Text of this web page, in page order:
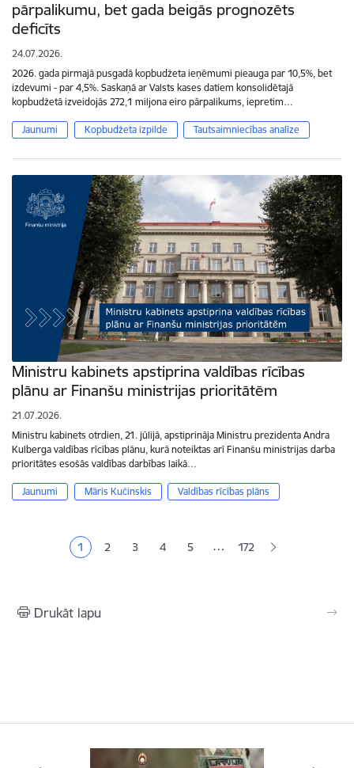
pārpalikumu, bet gada beigās prognozēts
deficīts
24.07.2026.
2026. gada pirmajā pusgadā kopbudžeta ieņēmumi pieauga par 10,5%, bet
izdevumi - par 4,5%. Saskaņā ar Valsts kases datiem konsolidētajā
kopbudžetā izveidojās 272,1 miljona eiro pārpalikums, iepretim…
Jaunumi Kopbudžeta izpilde Tautsaimniecības analīze
Ministru kabinets apstiprina valdības rīcības
plānu ar Finanšu ministrijas prioritātēm
21.07.2026.
Ministru kabinets otrdien, 21. jūlijā, apstiprināja Ministru prezidenta Andra
Kulberga valdības rīcības plānu, kurā noteiktas arī Finanšu ministrijas darba
prioritātes esošās valdības darbības laikā…
Jaunumi Māris Kučinskis Valdības rīcības plāns
Pašreizējā lapa
1 Lapa
2 Lapa
3 Lapa
4 Lapa
5 … 172
Drukāt lapu